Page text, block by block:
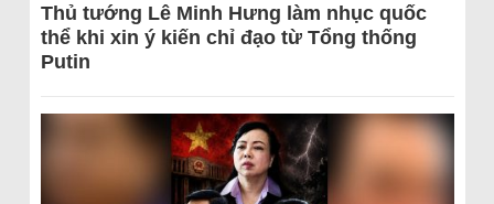
Thủ tướng Lê Minh Hưng làm nhục quốc
thể khi xin ý kiến chỉ đạo từ Tổng thống
Putin